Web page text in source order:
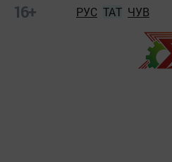
16+ РУС ТАТ ЧУВ